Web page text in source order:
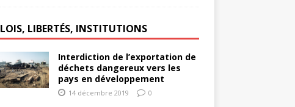
LOIS, LIBERTÉS, INSTITUTIONS
Interdiction de l’exportation de
déchets dangereux vers les
pays en développement
14 décembre 2019 0